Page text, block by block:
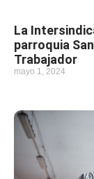
La
parroquia
Trabajador
mayo 1, 2024